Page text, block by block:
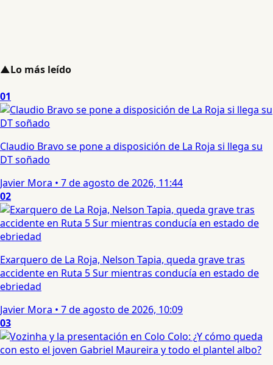
▲Lo más leído
01
Claudio Bravo se pone a disposición de La Roja si llega su
DT soñado
Javier Mora • 7 de agosto de 2026, 11:44
02
Exarquero de La Roja, Nelson Tapia, queda grave tras
accidente en Ruta 5 Sur mientras conducía en estado de
ebriedad
Javier Mora • 7 de agosto de 2026, 10:09
03